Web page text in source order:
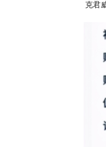
克君